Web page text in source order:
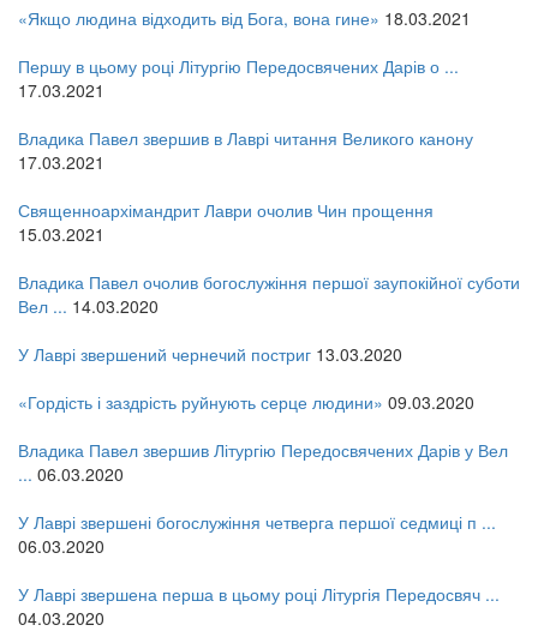
«Якщо людина відходить від Бога, вона гине» 18.03.2021
Першу в цьому році Літургію Передосвячених Дарів о ...
17.03.2021
Владика Павел звершив в Лаврі читання Великого канону
17.03.2021
Священноархімандрит Лаври очолив Чин прощення
15.03.2021
Владика Павел очолив богослужіння першої заупокійної суботи
Вел ... 14.03.2020
У Лаврі звершений чернечий постриг 13.03.2020
«Гордість і заздрість руйнують серце людини» 09.03.2020
Владика Павел звершив Літургію Передосвячених Дарів у Вел
... 06.03.2020
У Лаврі звершені богослужіння четверга першої седмиці п ...
06.03.2020
У Лаврі звершена перша в цьому році Літургія Передосвяч ...
04.03.2020